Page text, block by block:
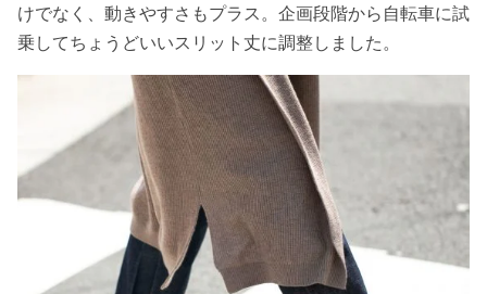
けでなく、動きやすさもプラス。企画段階から自転車に試
乗してちょうどいいスリット丈に調整しました。